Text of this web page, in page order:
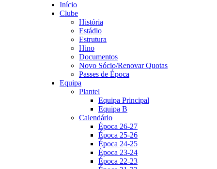
Início
Clube
História
Estádio
Estrutura
Hino
Documentos
Novo Sócio/Renovar Quotas
Passes de Época
Equipa
Plantel
Equipa Principal
Equipa B
Calendário
Época 26-27
Época 25-26
Época 24-25
Época 23-24
Época 22-23